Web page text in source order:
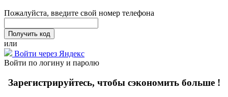
Пожалуйста, введите свой номер телефона
или
Войти через Яндекс
Войти по логину и паролю
Зарегистрируйтесь, чтобы сэкономить больше !